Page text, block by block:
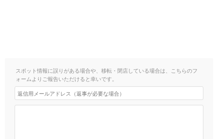
スポット情報に誤りがある場合や、移転・閉店している場合は、こちらのフ
ォームよりご報告いただけると幸いです。